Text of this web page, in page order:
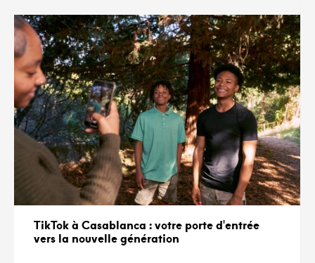
TikTok à Casablanca : votre porte d'entrée
vers la nouvelle génération